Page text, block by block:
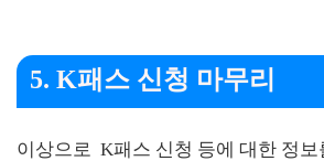
5. K패스 신청 마무리
이상으로 K패스 신청 등에 대한 정보